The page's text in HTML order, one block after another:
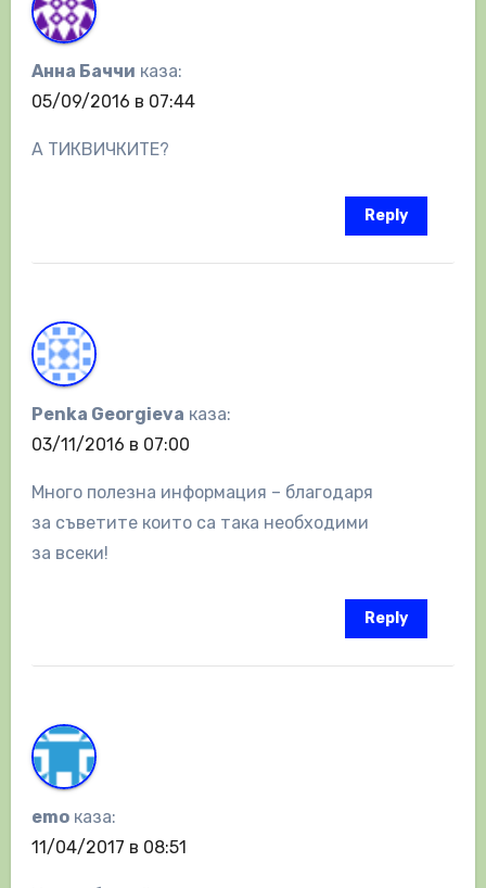
Анна Баччи каза:
05/09/2016 в 07:44
А ТИКВИЧКИТЕ?
Reply
Penka Georgieva каза:
03/11/2016 в 07:00
Много полезна информация – благодаря
за съветите които са така необходими
за всеки!
Reply
emo каза:
11/04/2017 в 08:51